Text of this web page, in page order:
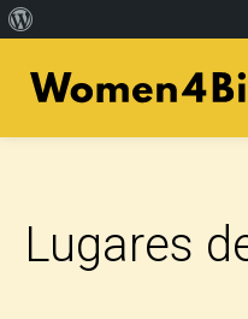
WordPress
Lugares